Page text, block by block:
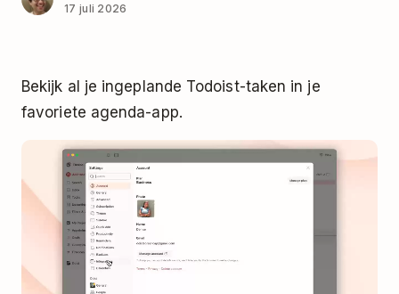
17 juli 2026
Bekijk al je ingeplande Todoist-taken in je
favoriete agenda-app.